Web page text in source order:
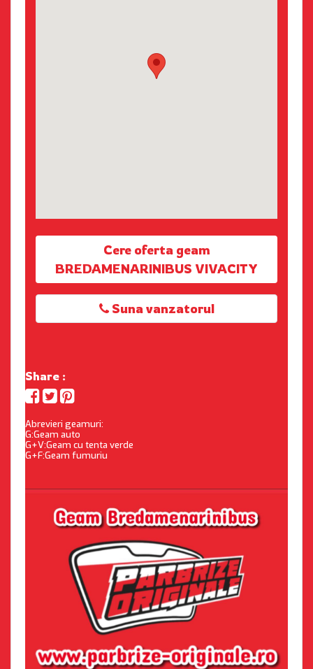
Cere oferta geam
BREDAMENARINIBUS VIVACITY
Suna vanzatorul
Share :
Abrevieri geamuri:
G:Geam auto
G+V:Geam cu tenta verde
G+F:Geam fumuriu